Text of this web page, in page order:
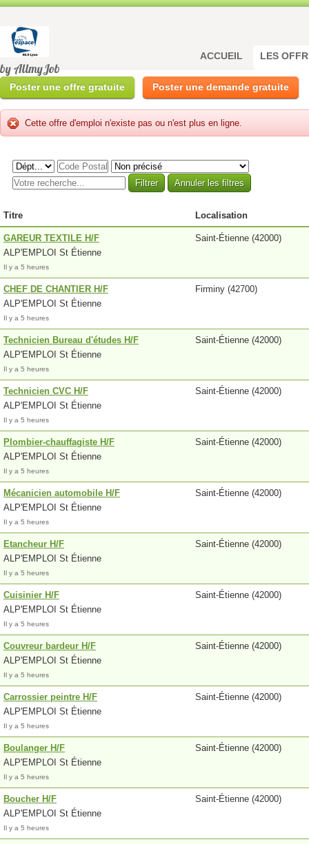
by AllmyJob
ACCUEIL LES
Poster une offre gratuite Poster une demande gratuite
Cette offre d'emploi n'existe pas ou n'est plus en ligne.
Titre Localisation
GAREUR TEXTILE H/F
ALP'EMPLOI St Étienne
Il y a 5 heures
Saint-Étienne (42000)
CHEF DE CHANTIER H/F
ALP'EMPLOI St Étienne
Il y a 5 heures
Firminy (42700)
Technicien Bureau d'études H/F
ALP'EMPLOI St Étienne
Il y a 5 heures
Saint-Étienne (42000)
Technicien CVC H/F
ALP'EMPLOI St Étienne
Il y a 5 heures
Saint-Étienne (42000)
Plombier-chauffagiste H/F
ALP'EMPLOI St Étienne
Il y a 5 heures
Saint-Étienne (42000)
Mécanicien automobile H/F
ALP'EMPLOI St Étienne
Il y a 5 heures
Saint-Étienne (42000)
Etancheur H/F
ALP'EMPLOI St Étienne
Il y a 5 heures
Saint-Étienne (42000)
Cuisinier H/F
ALP'EMPLOI St Étienne
Il y a 5 heures
Saint-Étienne (42000)
Couvreur bardeur H/F
ALP'EMPLOI St Étienne
Il y a 5 heures
Saint-Étienne (42000)
Carrossier peintre H/F
ALP'EMPLOI St Étienne
Il y a 5 heures
Saint-Étienne (42000)
Boulanger H/F
ALP'EMPLOI St Étienne
Il y a 5 heures
Saint-Étienne (42000)
Boucher H/F
ALP'EMPLOI St Étienne
Il y a 5 heures
Saint-Étienne (42000)